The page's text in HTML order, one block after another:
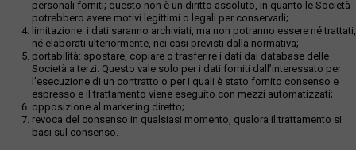
personali forniti; questo non è un diritto assoluto, in quanto le Società
potrebbero avere motivi legittimi o legali per conservarli;
limitazione: i dati saranno archiviati, ma non potranno essere né trattati,
né elaborati ulteriormente, nei casi previsti dalla normativa;
portabilità: spostare, copiare o trasferire i dati dai database delle
Società a terzi. Questo vale solo per i dati forniti dall’interessato per
l’esecuzione di un contratto o per i quali è stato fornito consenso e
espresso e il trattamento viene eseguito con mezzi automatizzati;
opposizione al marketing diretto;
revoca del consenso in qualsiasi momento, qualora il trattamento si
basi sul consenso.